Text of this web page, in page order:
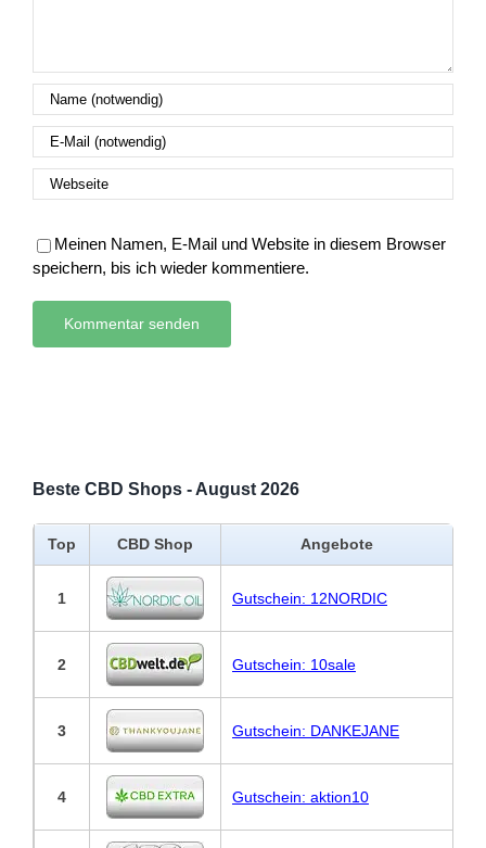
Meinen Namen, E-Mail und Website in diesem Browser
speichern, bis ich wieder kommentiere.
Beste CBD Shops - August 2026
Top CBD Shop Angebote
1 Gutschein: 12NORDIC
2 Gutschein: 10sale
3 Gutschein: DANKEJANE
4 Gutschein: aktion10